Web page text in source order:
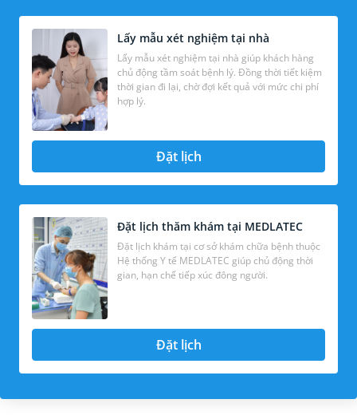
Lấy mẫu xét nghiệm tại nhà
Lấy mẫu xét nghiệm tại nhà giúp khách hàng
chủ động tầm soát bệnh lý. Đồng thời tiết kiệm
thời gian đi lại, chờ đợi kết quả với mức chi phí
hợp lý.
Đặt lịch
Đặt lịch thăm khám tại MEDLATEC
Đặt lịch khám tại cơ sở khám chữa bệnh thuộc
Hệ thống Y tế MEDLATEC giúp chủ động thời
gian, hạn chế tiếp xúc đông người.
Đặt lịch